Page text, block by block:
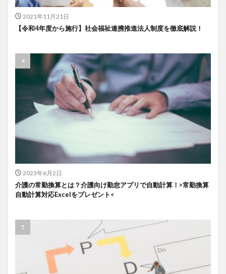
2021年11月21日
【令和4年度から施行】社会福祉連携推進法人制度を徹底解説！
2023年6月2日
介護の常勤換算とは？介護向け勤怠アプリで自動計算！>常勤換算
自動計算対応Excelをプレゼント<